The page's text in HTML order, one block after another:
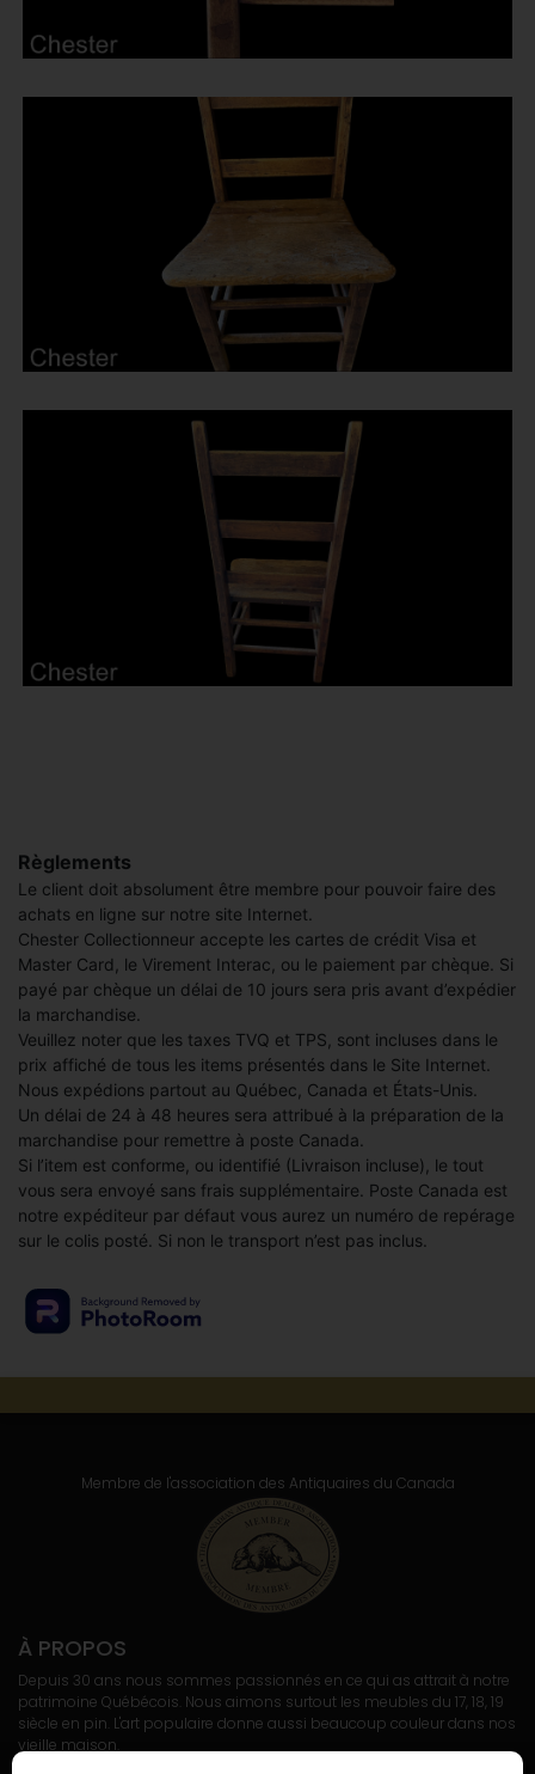
Règlements
Le client doit absolument être membre pour pouvoir faire des
achats en ligne sur notre site Internet.
Chester Collectionneur accepte les cartes de crédit Visa et
Master Card, le Virement Interac, ou le paiement par chèque. Si
payé par chèque un délai de 10 jours sera pris avant d’expédier
la marchandise.
Veuillez noter que les taxes TVQ et TPS, sont incluses dans le
prix affiché de tous les items présentés dans le Site Internet.
Nous expédions partout au Québec, Canada et États-Unis.
Un délai de 24 à 48 heures sera attribué à la préparation de la
marchandise pour remettre à poste Canada.
Si l’item est conforme, ou identifié (Livraison incluse), le tout
vous sera envoyé sans frais supplémentaire. Poste Canada est
notre expéditeur par défaut vous aurez un numéro de repérage
sur le colis posté. Si non le transport n’est pas inclus.
Membre de l'association des Antiquaires du Canada
À PROPOS
Depuis 30 ans nous sommes passionnés en ce qui as attrait à notre
patrimoine Québécois. Nous aimons surtout les meubles du 17, 18, 19
siècle en pin. L'art populaire donne aussi beaucoup couleur dans nos
vieille maison.